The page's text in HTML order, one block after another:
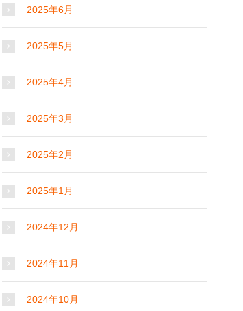
2025年6月
2025年5月
2025年4月
2025年3月
2025年2月
2025年1月
2024年12月
2024年11月
2024年10月